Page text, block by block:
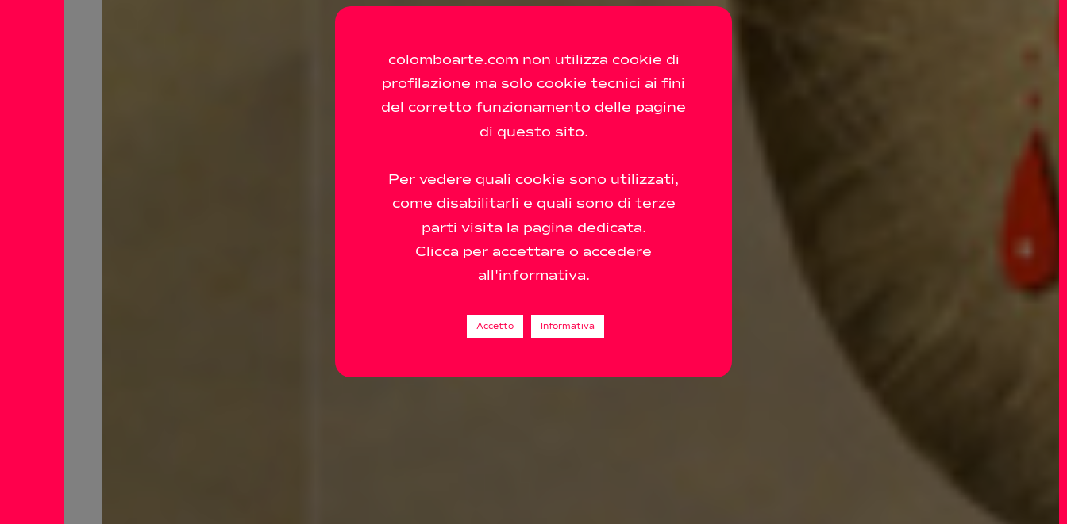
colomboarte.com non utilizza cookie di
profilazione ma solo cookie tecnici ai fini
del corretto funzionamento delle pagine
di questo sito.
Per vedere quali cookie sono utilizzati,
come disabilitarli e quali sono di terze
parti visita la pagina dedicata.
Clicca per accettare o accedere
all'informativa.
Accetto Informativa